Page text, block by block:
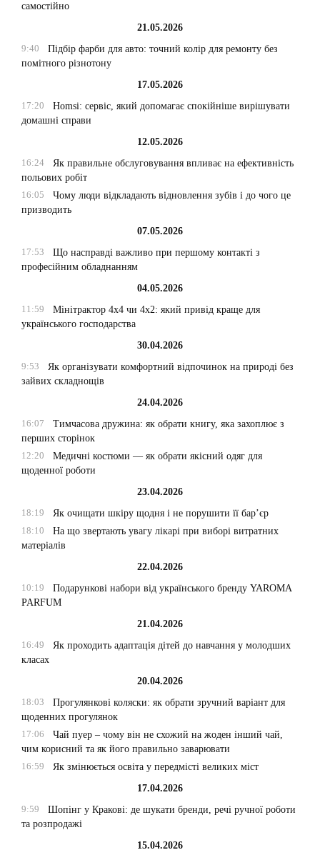
самостійно
21.05.2026
9:40
Підбір фарби для авто: точний колір для ремонту без
помітного різнотону
17.05.2026
17:20
Homsi: сервіс, який допомагає спокійніше вирішувати
домашні справи
12.05.2026
16:24
Як правильне обслуговування впливає на ефективність
польових робіт
16:05
Чому люди відкладають відновлення зубів і до чого це
призводить
07.05.2026
17:53
Що насправді важливо при першому контакті з
професійним обладнанням
04.05.2026
11:59
Мінітрактор 4х4 чи 4х2: який привід краще для
українського господарства
30.04.2026
9:53
Як організувати комфортний відпочинок на природі без
зайвих складнощів
24.04.2026
16:07
Тимчасова дружина: як обрати книгу, яка захоплює з
перших сторінок
12:20
Медичні костюми — як обрати якісний одяг для
щоденної роботи
23.04.2026
18:19
Як очищати шкіру щодня і не порушити її бар’єр
18:10
На що звертають увагу лікарі при виборі витратних
матеріалів
22.04.2026
10:19
Подарункові набори від українського бренду YAROMA
PARFUM
21.04.2026
16:49
Як проходить адаптація дітей до навчання у молодших
класах
20.04.2026
18:03
Прогулянкові коляски: як обрати зручний варіант для
щоденних прогулянок
17:06
Чай пуер – чому він не схожий на жоден інший чай,
чим корисний та як його правильно заварювати
16:59
Як змінюється освіта у передмісті великих міст
17.04.2026
9:59
Шопінг у Кракові: де шукати бренди, речі ручної роботи
та розпродажі
15.04.2026